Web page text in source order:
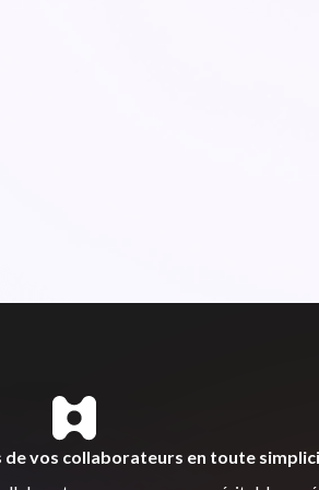
de vos collaborateurs en toute